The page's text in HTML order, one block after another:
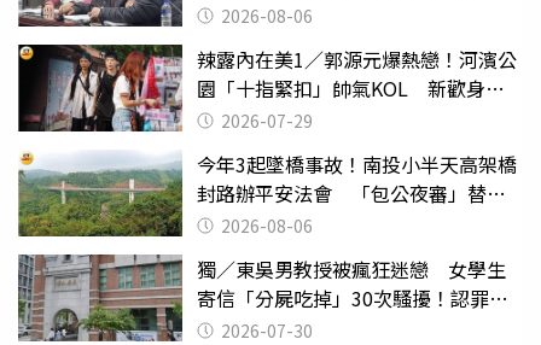
2026-08-06
辣露內在美1／郭源元爆熱戀！河濱公
園「十指緊扣」帥氣KOL 新歡身份
曝光2026-07-29
今年3起墜橋事故！南投小半天高架橋
封路辦平安法會 「包公夜審」替亡
魂伸冤
2026-08-06
獨／東吳男教授被瘋狂迷戀 女學生
寄信「分屍吃掉」30次騷擾！認罪免
關 2026-07-30